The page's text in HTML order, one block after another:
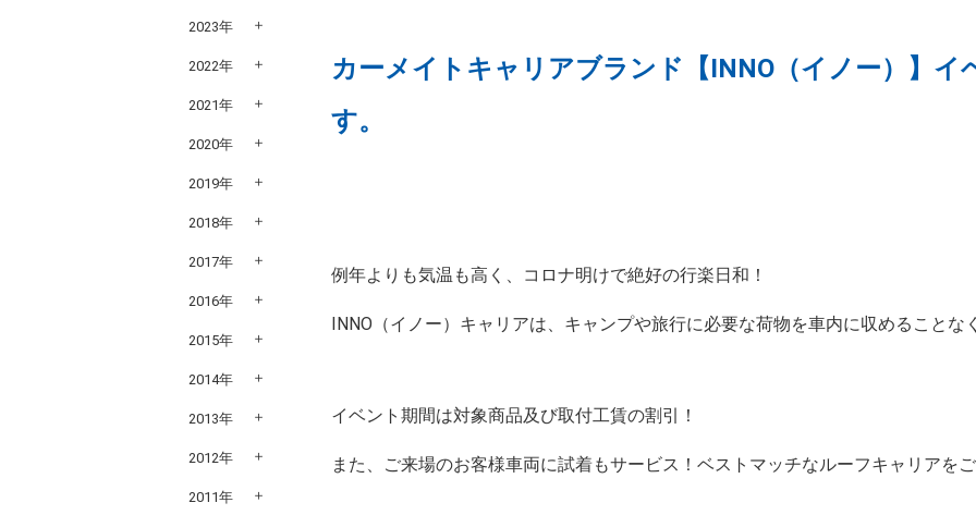
カーメイトキャリアブランド【INNO（イノー）】イ
す。
例年よりも気温も高く、コロナ明けで絶好の行楽日和！
INNO（イノー）キャリアは、キャンプや旅行に必要な荷物を車内に収めること
イベント期間は対象商品及び取付工賃の割引！
また、ご来場のお客様車両に試着もサービス！ベストマッチなルーフキャリアを
2023年
2022年
2021年
2020年
2019年
2018年
2017年
2016年
2015年
2014年
2013年
2012年
2011年